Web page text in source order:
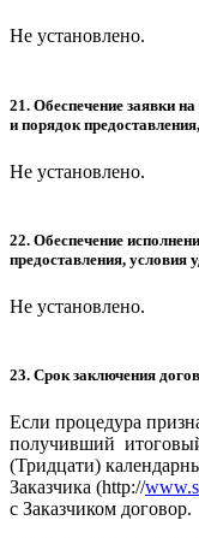
Не установлено.
21. Обеспечение заявки
и порядок
Не установлено.
22. Обеспечение
предоставления, условия
Не установлено.
23. Срок заключения
Если процедура
получивший итоговый
(Тридцати)
Заказчика (http://
с Заказчиком договор.